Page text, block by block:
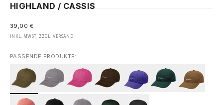
HIGHLAND / CASSIS
ANGEBOT
39,00 €
INKL. MWST. ZZGL. VERSAND
PASSENDE PRODUKTE: